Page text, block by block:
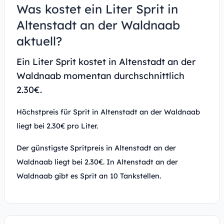
Was kostet ein Liter Sprit in
Altenstadt an der Waldnaab
aktuell?
Ein Liter Sprit kostet in Altenstadt an der
Waldnaab momentan durchschnittlich
2.30€.
Höchstpreis für Sprit in Altenstadt an der Waldnaab
liegt bei 2.30€ pro Liter.
Der günstigste Spritpreis in Altenstadt an der
Waldnaab liegt bei 2.30€. In Altenstadt an der
Waldnaab gibt es Sprit an 10 Tankstellen.